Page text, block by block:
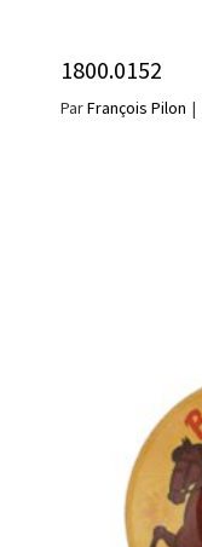
1800.0152
ParFrançois Pilon |